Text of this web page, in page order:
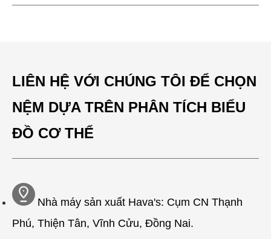
LIÊN HỆ VỚI CHÚNG TÔI ĐỂ CHỌN
NỆM DỰA TRÊN PHÂN TÍCH BIỂU
ĐỒ CƠ THỂ
Nhà máy sản xuất Hava's: Cụm CN Thạnh
Phú, Thiện Tân, Vĩnh Cửu, Đồng Nai.